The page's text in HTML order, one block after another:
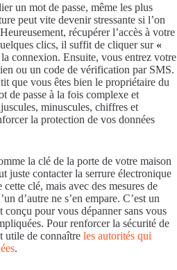
un mot de passe, même les plus
peut vite devenir stressante si l’on
récupérer l’accès à votre
clics, il suffit de cliquer sur «
connexion. Ensuite, vous entrez votre
ou un code de vérification par SMS.
que vous êtes bien le propriétaire du
de passe à la fois complexe et
minuscules, chiffres et
la protection de vos données
la clé de la porte de votre maison
juste contacter la serrure électronique
clé, mais avec des mesures de
d’autre ne s’en empare. C’est un
conçu pour vous dépanner sans vous
Pour renforcer la sécurité de
utile de connaître les autorités qui
.